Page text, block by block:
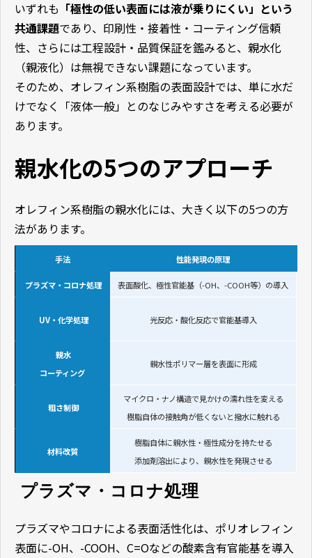
いずれも 「極性の低い表面には液が乗りにくい」という
共通課題であり、印刷性・接着性・コーティング信頼
性、さらには工程設計・品質保証を鑑みると、親水化
（親液化）は無視できない課題になっています。
そのため、オレフィン系樹脂の表面設計では、単に水だ
けでなく「液体一般」とのなじみやすさを考える必要が
あります。
親水化の5つのアプローチ
オレフィン系樹脂の親水化には、大きく以下の5つの方
法があります。
手法 性能発現の原理
プラズマ・コロナ処理 表面酸化、極性官能基（-OH、-COOH等）の導入
UV・化学処理 光反応・酸化反応で官能基導入
親水
コーティング
親水性ポリマー層を表面に形成
粗さ制御
マイクロ・ナノ構造で見かけの濡れ性を変える
樹脂自体の接触角が低くないと撥水に触れる
材料改質
樹脂自体に親水性・極性成分を持たせる
添加剤溶出により、親水性を発現させる
プラズマ・コロナ処理
プラズマやコロナによる表面活性化は、ポリオレフィン
表面に-OH、-COOH、C=Oなどの酸素含有官能基を導入